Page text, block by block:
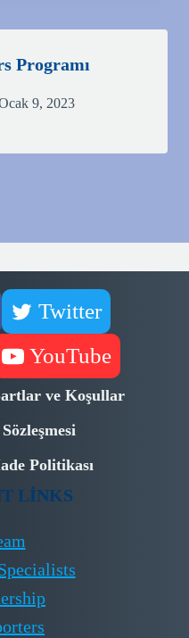
Programı
9, 2023
Twitter
YouTube
ve Koşullar
Politikası
LINKS